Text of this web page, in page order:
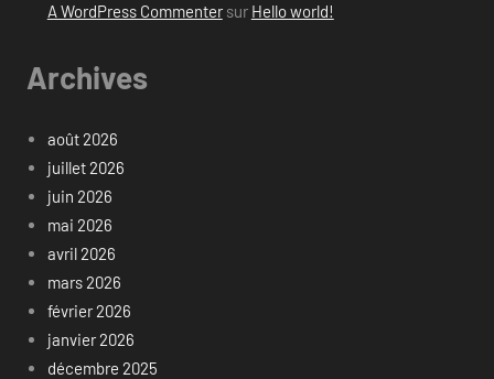
A WordPress Commentersur Hello world!
Archives
août 2026
juillet 2026
juin 2026
mai 2026
avril 2026
mars 2026
février 2026
janvier 2026
décembre 2025